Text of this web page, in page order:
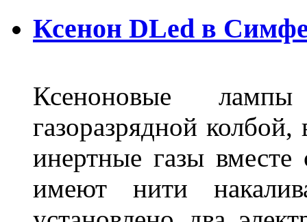
Ксенон DLed в
Ксеноновые
газоразрядной
инертные газы
имеют нити